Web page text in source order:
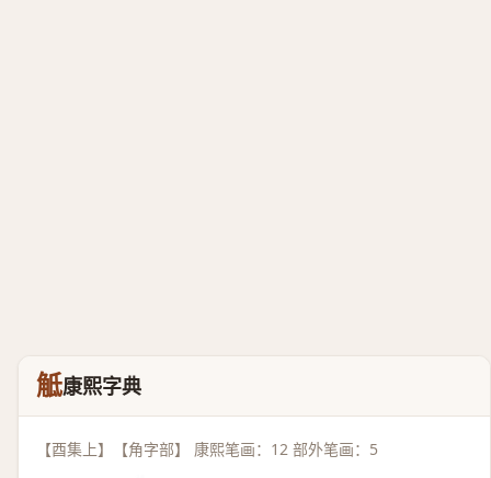
觝康熙字典
【酉集上】【角字部】 康熙笔画：12 部外笔画：5